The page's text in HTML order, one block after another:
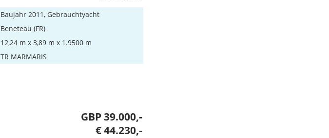
Baujahr 2011, Gebrauchtyacht
Beneteau (FR)
12,24 m x 3,89 m x 1.9500 m
TR MARMARIS
GBP 39.000,-
€ 44.230,-